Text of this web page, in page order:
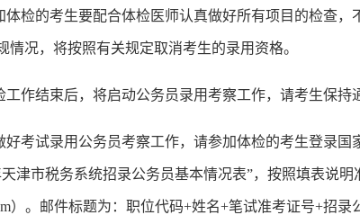
检的考生要配合体检医师认真做好所有项目的检查，
情况，将按照有关规定取消考生的录用资格。
作结束后，将启动公务员录用考察工作，请考生保持
考试录用公务员考察工作，请参加体检的考生登录国
天津市税务系统招录公务员基本情况表”，按照填表说
）。邮件标题为：职位代码+姓名+笔试准考证号+招录